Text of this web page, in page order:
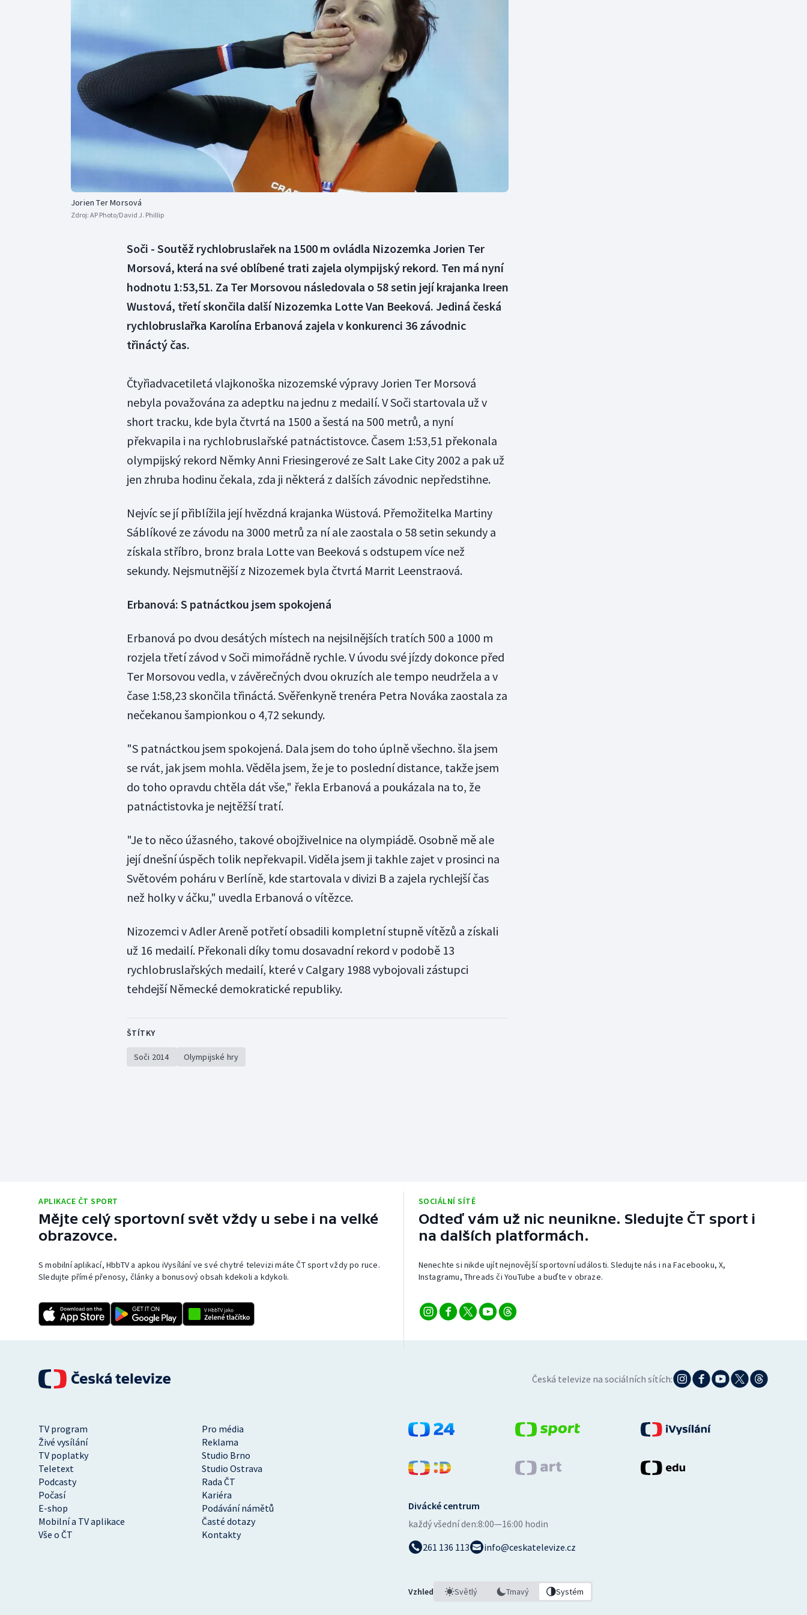
Florbal
Gymnastika
Moderní pětiboj
Motorsport
Olympijské hry
Parasport
Plavání
Plážový volejbal
Jorien Ter Morsová
Zdroj: AP Photo/David J. Phillip
Soči - Soutěž rychlobruslařek na 1500 m ovládla Nizozemka Jorien Ter
Morsová, která na své oblíbené trati zajela olympijský rekord. Ten má nyní
hodnotu 1:53,51. Za Ter Morsovou následovala o 58 setin její krajanka Ireen
Wustová, třetí skončila další Nizozemka Lotte Van Beeková. Jediná česká
rychlobruslařka Karolína Erbanová zajela v konkurenci 36 závodnic
třináctý čas.
Čtyřiadvacetiletá vlajkonoška nizozemské výpravy Jorien Ter Morsová
nebyla považována za adeptku na jednu z medailí. V Soči startovala už v
short tracku, kde byla čtvrtá na 1500 a šestá na 500 metrů, a nyní
překvapila i na rychlobruslařské patnáctistovce. Časem 1:53,51 překonala
olympijský rekord Němky Anni Friesingerové ze Salt Lake City 2002 a pak už
jen zhruba hodinu čekala, zda ji některá z dalších závodnic nepředstihne.
Nejvíc se jí přiblížila její hvězdná krajanka Wüstová. Přemožitelka Martiny
Sáblíkové ze závodu na 3000 metrů za ní ale zaostala o 58 setin sekundy a
získala stříbro, bronz brala Lotte van Beeková s odstupem více než
sekundy. Nejsmutnější z Nizozemek byla čtvrtá Marrit Leenstraová.
Erbanová: S patnáctkou jsem spokojená
Erbanová po dvou desátých místech na nejsilnějších tratích 500 a 1000 m
rozjela třetí závod v Soči mimořádně rychle. V úvodu své jízdy dokonce před
Ter Morsovou vedla, v závěrečných dvou okruzích ale tempo neudržela a v
čase 1:58,23 skončila třináctá. Svěřenkyně trenéra Petra Nováka zaostala za
nečekanou šampionkou o 4,72 sekundy.
"S patnáctkou jsem spokojená. Dala jsem do toho úplně všechno. šla jsem
se rvát, jak jsem mohla. Věděla jsem, že je to poslední distance, takže jsem
do toho opravdu chtěla dát vše," řekla Erbanová a poukázala na to, že
patnáctistovka je nejtěžší tratí.
"Je to něco úžasného, takové obojživelnice na olympiádě. Osobně mě ale
její dnešní úspěch tolik nepřekvapil. Viděla jsem ji takhle zajet v prosinci na
Světovém poháru v Berlíně, kde startovala v divizi B a zajela rychlejší čas
než holky v áčku," uvedla Erbanová o vítězce.
Nizozemci v Adler Areně potřetí obsadili kompletní stupně vítězů a získali
už 16 medailí. Překonali díky tomu dosavadní rekord v podobě 13
rychlobruslařských medailí, které v Calgary 1988 vybojovali zástupci
tehdejší Německé demokratické republiky.
ŠTÍTKY
Soči 2014 Olympijské hry
APLIKACE ČT SPORT
Mějte celý sportovní svět vždy u sebe i na velké
obrazovce.
S mobilní aplikací, HbbTV a apkou iVysílání ve své chytré televizi máte ČT sport vždy po ruce.
Sledujte přímé přenosy, články a bonusový obsah kdekoli a kdykoli.
SOCIÁLNÍ SÍTĚ
Odteď vám už nic neunikne. Sledujte ČT sport i
na dalších platformách.
Nenechte si nikde ujít nejnovější sportovní události. Sledujte nás i na Facebooku, X,
Instagramu, Threads či YouTube a buďte v obraze.
Česká televize na sociálních sítích:
TV program
Pro média
Živé vysílání
Reklama
TV poplatky
Studio Brno
Teletext
Studio Ostrava
Podcasty
Rada ČT
Počasí
Kariéra
E-shop
Podávání námětů
Mobilní a TV aplikace
Časté dotazy
Vše o ČT
Kontakty
Divácké centrum
každý všední den:8:00—16:00 hodin
261 136 113
info@ceskatelevize.cz
Vzhled Světlý Tmavý Systém